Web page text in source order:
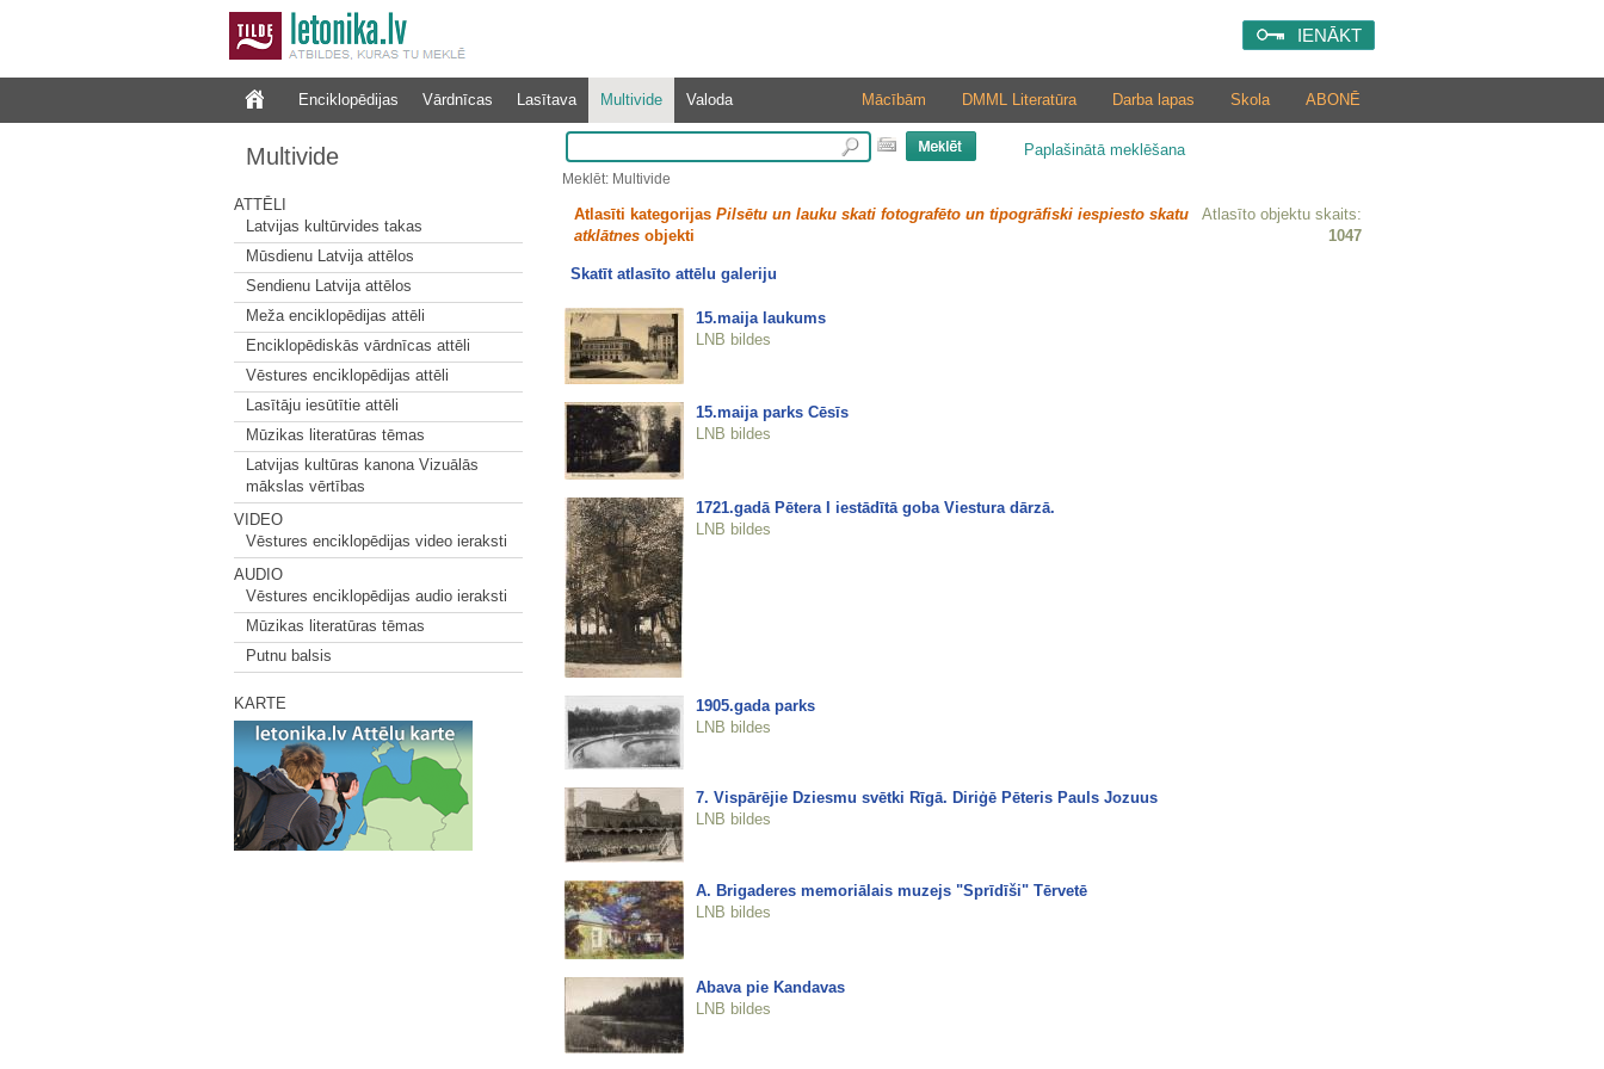
IENĀKT
Enciklopēdijas Vārdnīcas Lasītava Multivide Valoda ABONĒ
Skola
Darba lapas
DMML Literatūra
Mācībām
Multivide
ATTĒLI
Latvijas kultūrvides takas
Mūsdienu Latvija attēlos
Sendienu Latvija attēlos
Meža enciklopēdijas attēli
Enciklopēdiskās vārdnīcas attēli
Vēstures enciklopēdijas attēli
Lasītāju iesūtītie attēli
Mūzikas literatūras tēmas
Latvijas kultūras kanona Vizuālās
mākslas vērtības
VIDEO
Vēstures enciklopēdijas video ieraksti
AUDIO
Vēstures enciklopēdijas audio ieraksti
Mūzikas literatūras tēmas
Putnu balsis
KARTE
Paplašinātā meklēšana
Meklēt: Multivide
Atlasīti kategorijas Pilsētu un lauku skati fotografēto un tipogrāfiski iespiesto skatu
atklātnesobjekti
Atlasīto objektu skaits:
1047
Skatīt atlasīto attēlu galeriju
15.maija laukums
LNB bildes
15.maija parks Cēsīs
LNB bildes
1721.gadā Pētera I iestādītā goba Viestura dārzā.
LNB bildes
1905.gada parks
LNB bildes
7. Vispārējie Dziesmu svētki Rīgā. Diriģē Pēteris Pauls Jozuus
LNB bildes
A. Brigaderes memoriālais muzejs "Sprīdīši" Tērvetē
LNB bildes
Abava pie Kandavas
LNB bildes